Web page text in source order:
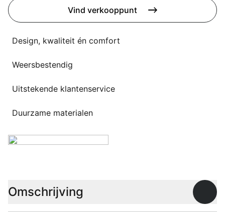
Flagship stores
Contact
Werken bij
Vind verkooppunt
Design, kwaliteit én comfort
Weersbestendig
Uitstekende klantenservice
Duurzame materialen
Omschrijving